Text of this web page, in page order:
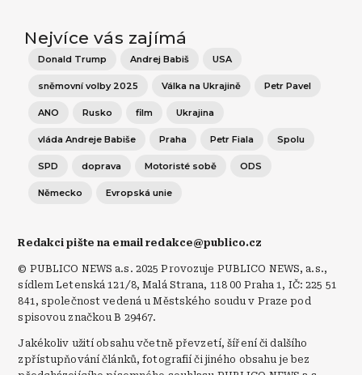
Nejvíce vás zajímá
Donald Trump Andrej Babiš USA
sněmovní volby 2025 Válka na Ukrajině Petr Pavel
ANO Rusko film Ukrajina
vláda Andreje Babiše Praha Petr Fiala Spolu
SPD doprava Motoristé sobě ODS
Německo Evropská unie
Redakci pište na email redakce@publico.cz
© PUBLICO NEWS a.s. 2025 Provozuje PUBLICO NEWS, a.s.,
sídlem Letenská 121/8, Malá Strana, 118 00 Praha 1, IČ: 225 51
841, společnost vedená u Městského soudu v Praze pod
spisovou značkou B 29467.
Jakékoliv užití obsahu včetně převzetí, šíření či dalšího
zpřístupňování článků, fotografií či jiného obsahu je bez